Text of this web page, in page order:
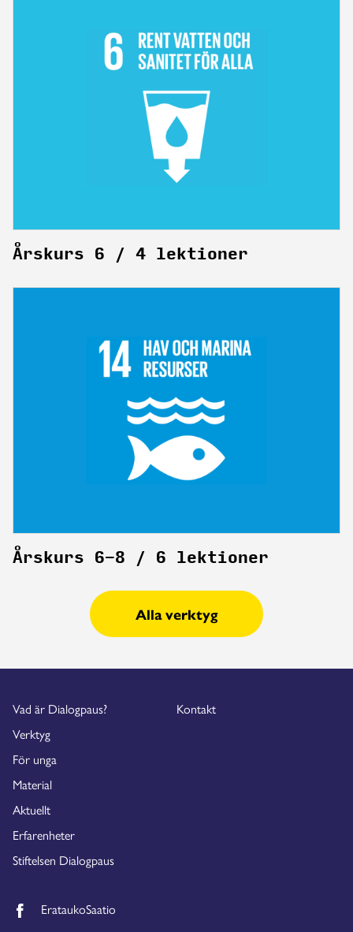
Årskurs 6 / 4 lektioner
Årskurs 6-8 / 6 lektioner
Alla verktyg
Vad är Dialogpaus?
Verktyg
För unga
Material
Aktuellt
Erfarenheter
Stiftelsen Dialogpaus
Kontakt
ErataukoSaatio